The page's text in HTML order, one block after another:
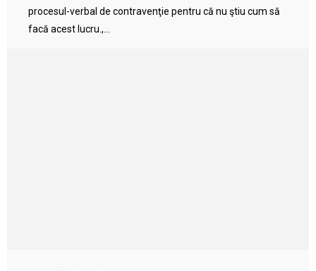
procesul-verbal de contravenţie pentru că nu ştiu cum să
facă acest lucru.,...